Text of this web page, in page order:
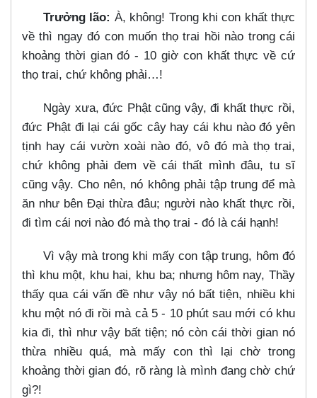
Trưởng lão: À, không! Trong khi con khất thực
về thì ngay đó con muốn thọ trai hồi nào trong cái
khoảng thời gian đó - 10 giờ con khất thực về cứ
thọ trai, chứ không phải…​!
Ngày xưa, đức Phật cũng vậy, đi khất thực rồi,
đức Phật đi lại cái gốc cây hay cái khu nào đó yên
tịnh hay cái vườn xoài nào đó, vô đó mà thọ trai,
chứ không phải đem về cái thất mình đâu, tu sĩ
cũng vậy. Cho nên, nó không phải tập trung để mà
ăn như bên Đại thừa đâu; người nào khất thực rồi,
đi tìm cái nơi nào đó mà thọ trai - đó là cái hạnh!
Vì vậy mà trong khi mấy con tập trung, hôm đó
thì khu một, khu hai, khu ba; nhưng hôm nay, Thầy
thấy qua cái vấn đề như vậy nó bất tiện, nhiều khi
khu một nó đi rồi mà cả 5 - 10 phút sau mới có khu
kia đi, thì như vậy bất tiện; nó còn cái thời gian nó
thừa nhiều quá, mà mấy con thì lại chờ trong
khoảng thời gian đó, rõ ràng là mình đang chờ chứ
gì?!